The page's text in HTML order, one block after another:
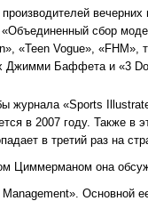
сбор
«Teen Vogue», «FHM»,
Джимми Баффета и «3
журнала «Sports
в 2007 году. Также в
в третий раз на
Циммерманом она
Основной